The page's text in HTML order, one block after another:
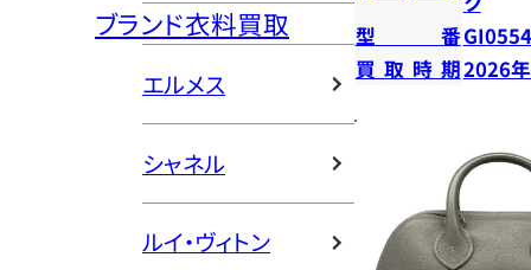
ブランド衣料買取
エルメス
シャネル
ルイ・ヴィトン
型番GI0554
買取時期2026